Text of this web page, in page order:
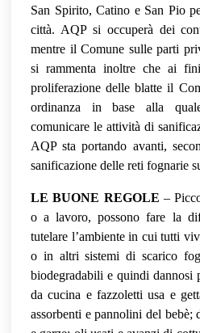
San Spirito, Catino e San Pio
città. AQP si occuperà dei
mentre il Comune sulle parti
si rammenta inoltre che ai
proliferazione delle blatte il
ordinanza in base alla
comunicare le attività di
AQP sta portando avanti,
sanificazione delle reti fognarie
LE BUONE REGOLE –
o a lavoro, possono fare la
tutelare l’ambiente in cui tutti
o in altri sistemi di scarico
biodegradabili e quindi dannosi
da cucina e fazzoletti usa e
assorbenti e pannolini del bebè;